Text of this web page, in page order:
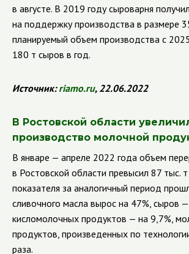
в августе. В 2019 году сыроварня
на поддержку производства в размере
планируемый объем производства с
180 т сыров в год.
Источник:riamo.ru, 22.06.2022
В Ростовской области
производство молочной
В январе — апреле 2022 года объем
в Ростовской области превысил 87 тыс.
показателя за аналогичный период
сливочного масла вырос на 47%, сыров
кисломолочных продуктов — на 9,7%,
продуктов, произведенных по
раза.